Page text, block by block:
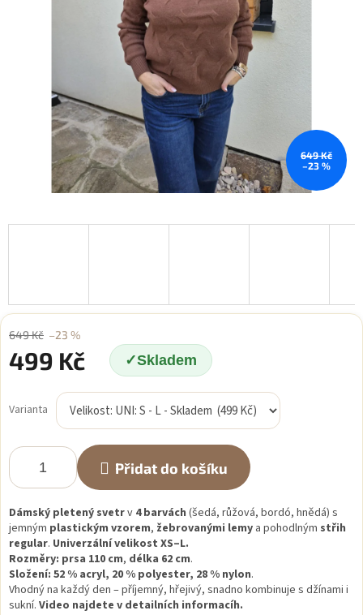
649 Kč
–23 %
649 Kč –23 %
499 Kč Skladem
cena:
Varianta
Přidat do košíku
Dámský pletený svetrv 4 barvách (šedá, růžová, bordó, hnědá) s
jemným plastickým vzorem, žebrovanými lemy a pohodlným střih
regular. Univerzální velikost XS–L.
Rozměry: prsa 110 cm, délka 62 cm.
Složení: 52 % acryl, 20 % polyester, 28 % nylon.
Vhodný na každý den – příjemný, hřejivý, snadno kombinuje s džínami i
sukní. Video najdete v detailních informacíh.